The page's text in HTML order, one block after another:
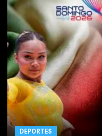
DEPORTES